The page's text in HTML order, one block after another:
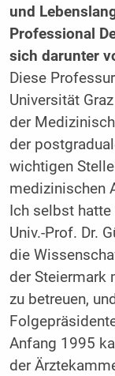
und
Professional
sich darunter
Diese
Universität
der
der
wichtigen
medizinischen
Ich selbst
Univ.-Prof. Dr.
die
der Steiermark
zu betreuen,
Anfang 1995
der